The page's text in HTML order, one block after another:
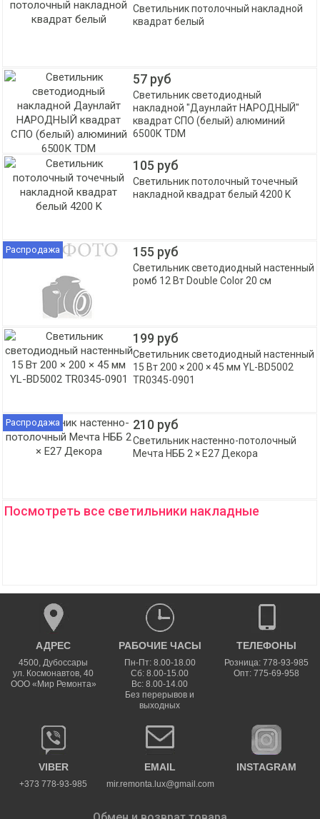
Светильник потолочный накладной
квадрат белый
57 руб
Светильник светодиодный
накладной "Даунлайт НАРОДНЫЙ"
квадрат СПО (белый) алюминий
6500К TDM
105 руб
Светильник потолочный точечный
накладной квадрат белый 4200 K
Распродажа 155 руб
Светильник светодиодный настенный
ромб 12 Вт Double Color 20 см
199 руб
Светильник светодиодный настенный
15 Вт 200 × 200 × 45 мм YL-BD5002
TR0345-0901
Распродажа 210 руб
Светильник настенно-потолочный
Мечта НББ 2 × E27 Декора
Посмотреть все светильники накладные
АДРЕС
4500,Дубоссары
ул. Космонавтов, 40
ООО «Мир Ремонта»
РАБОЧИЕ ЧАСЫ
Пн-Пт: 8.00-18.00
Сб: 8.00-15.00
Вс: 8.00-14.00
Без перерывов и
выходных
ТЕЛЕФОНЫ
Розница: 778-93-985
Опт: 775-69-958
VIBER
+373 778-93-985
EMAIL
mir.remonta.lux@gmail.com
INSTAGRAM